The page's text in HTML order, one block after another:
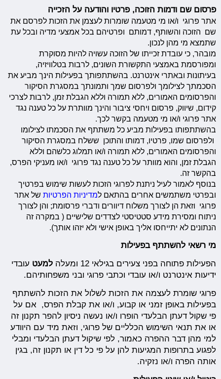
פרסום שם ודמות הזוכה, פרטיו והודעה על הזכייה
אתר פרוגי ו/או מי מטעמה שומרות לעצמן את הזכות לפרסם את
שם הזוכה והשותף, דמותם ופרטיהם בכל אמצעי מדיה ובכל עת
שתמצא מי מהן לנכון.
מובהר, כי עובדת זכייתו של הזוכה עשויה להיות מסוקרת
ומפורסמת באמצעי התקשורת השונים, לרבות בטלוויזיה,
בעיתונות ובאתרי אינטרנט. בהשתתפותך בפעילות הינך מביע את
הסכמתך לצילומך ולפרסום שמך ותמונתך במסגרת הסיקור
והפרסומים האמורים, ללא תמורה וללא הגבלת זמן, לרבות לצרכי
קידום, שיווק, פרסום ויחסי ציבור והינך מוותרת על כל טענה נגד
אתר פרוגי ו/או מי מטעמה בקשר לכך.
בהשתתפותו בפעילות מביע כל משתתף את הסכמתו לצילומו
ולפרסום שמו, פרטיו, דמותו והתוכן ששלח במסגרת הסיקור
והפרסומים האמורים, ללא תמורה ו/או תמלוג כלשהם וללא
הגבלת זמן, והוא מוותר על כל טענה נגד פרוגי ו/או מעניקי הפרס,
בהקשר זה.
בנוסף לאמור לעיל ניתנת לפרוגי הזכות לעשות שימוש בפרטיך
ובפרטי משתמשים אחרים בהתאם למדיניות הפרטיות של אתר
פרוגי וזאת הן לצורך משלוח דיוורים ודברי פרסומת; והן לצורך
ניתוח ומסירת מידע סטטיסטי לצדדים שלישיים ( במקרה זה
הנתונים לא יתייחסו אליך באופן אישי ולא יזהו אותך).
מי רשאי להשתתף בפעילות
הפעילות פתוחה בפני צעירים בגילאי 12 ומעלה
למעט עובדי
ידיעות אינטרנט ו/או עובדי וכתבי פרוגי ובני משפחותיהם.
פרוגי שומרת לעצמה את הזכות לשלול את הזכות להשתתף
בפעילות באופן זמני או קבוע, ו/או את קבלת הפרס, אם על
פי שקול דעתן הבלעדי הופרו ו/או נעשה ניסיון להפר תקנון זה
או את תנאי השימוש הכלליים של פרוגי, וזאת מיד עם היוודע
למי מהן דבר ההפרה כאמור, לפי שיקול דעתן הבלעדי ומבלי
לפגוע בתרופות המגיעות להן על פי כל דין או תקנון זה, בגין
אותה הפרה ו/או נזקיה.